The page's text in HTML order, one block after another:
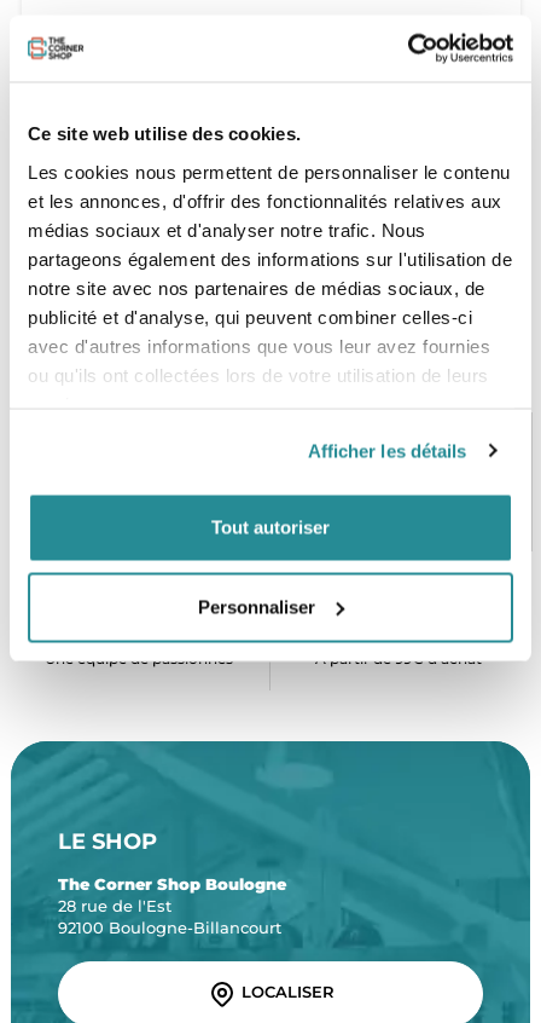
Ce site web utilise des cookies.
Les cookies nous permettent de personnaliser le contenu
et les annonces, d'offrir des fonctionnalités relatives aux
médias sociaux et d'analyser notre trafic. Nous
partageons également des informations sur l'utilisation de
notre site avec nos partenaires de médias sociaux, de
publicité et d'analyse, qui peuvent combiner celles-ci
avec d'autres informations que vous leur avez fournies
ou qu'ils ont collectées lors de votre utilisation de leurs
Afficher les détails
Tout autoriser
Personnaliser
- État général : Très Bon état général
Aile livrée avec :
PAIEMENT SÉCURISÉ
CB, VISA, Mastercard, ALMA
STOCK EN TEMPS RÉEL
Plus de 5000 produits en stock
SERVICE CLIENT
Une équipe de passionnés
FRAIS DE PORT OFFERTS
À partir de 99€ d’achat*
LE SHOP
The Corner Shop Boulogne
28 rue de l'Est
92100 Boulogne-Billancourt
LOCALISER